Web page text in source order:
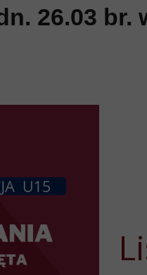
26.03 br.